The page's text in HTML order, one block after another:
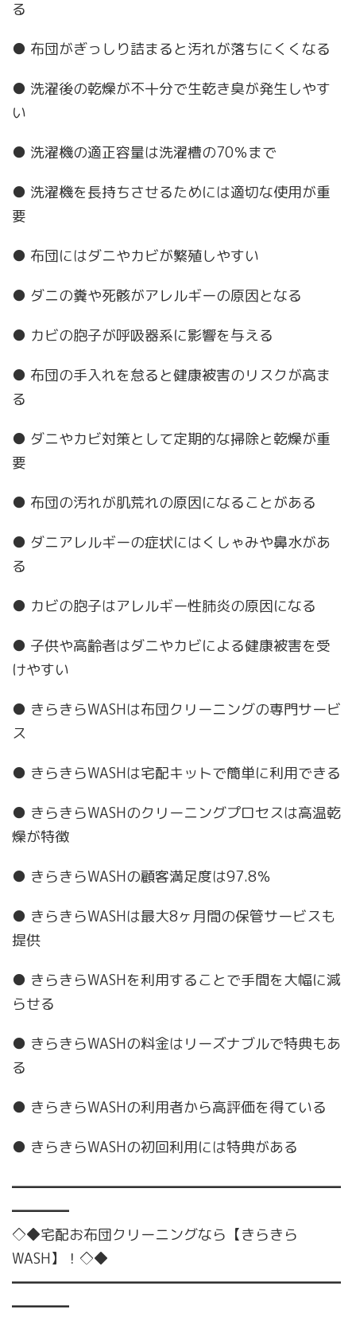
る
● 布団がぎっしり詰まると汚れが落ちにくくなる
● 洗濯後の乾燥が不十分で生乾き臭が発生しやす
い
● 洗濯機の適正容量は洗濯槽の70％まで
● 洗濯機を長持ちさせるためには適切な使用が重
要
● 布団にはダニやカビが繁殖しやすい
● ダニの糞や死骸がアレルギーの原因となる
● カビの胞子が呼吸器系に影響を与える
● 布団の手入れを怠ると健康被害のリスクが高ま
る
● ダニやカビ対策として定期的な掃除と乾燥が重
要
● 布団の汚れが肌荒れの原因になることがある
● ダニアレルギーの症状にはくしゃみや鼻水があ
る
● カビの胞子はアレルギー性肺炎の原因になる
● 子供や高齢者はダニやカビによる健康被害を受
けやすい
● きらきらWASHは布団クリーニングの専門サービ
ス
● きらきらWASHは宅配キットで簡単に利用できる
● きらきらWASHのクリーニングプロセスは高温乾
燥が特徴
● きらきらWASHの顧客満足度は97.8％
● きらきらWASHは最大8ヶ月間の保管サービスも
提供
● きらきらWASHを利用することで手間を大幅に減
らせる
● きらきらWASHの料金はリーズナブルで特典もあ
る
● きらきらWASHの利用者から高評価を得ている
● きらきらWASHの初回利用には特典がある
━━━━━━━━━━━━━━━━━━━━━━━
━━━━
◇◆宅配お布団クリーニングなら【きらきら
WASH】！◇◆
━━━━━━━━━━━━━━━━━━━━━━━
━━━━